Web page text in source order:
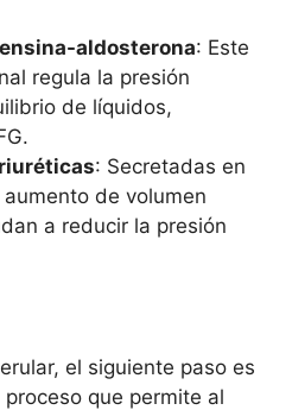
aldosterona: Este
regula la presión
de líquidos,
: Secretadas en
de volumen
a reducir la presión
el siguiente paso es
proceso que permite al